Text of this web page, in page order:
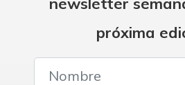
próxima